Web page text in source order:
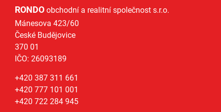
RONDO obchodní a realitní společnost s.r.o.
Mánesova 423/60
České Budějovice
370 01
IČO: 26093189
+420 387 311 661
+420 777 101 001
+420 722 284 945